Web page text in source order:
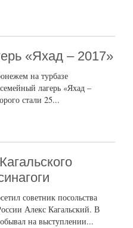
«Яхад – 2017»
на турбазе
лагерь «Яхад –
стали 25...
советник посольства
Алекс Кагальский. В
на выступлении...